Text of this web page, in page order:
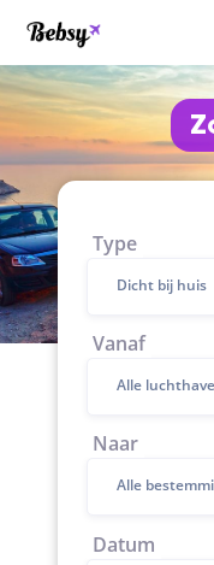
Type
Dicht bij huis
Vanaf
Naar
Alle
Datum